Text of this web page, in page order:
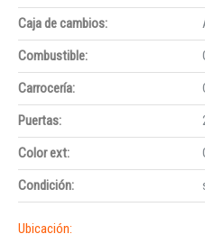
Caja de cambios:
Combustible:
Carrocería:
Puertas:
Color ext:
Condición:
Ubicación: